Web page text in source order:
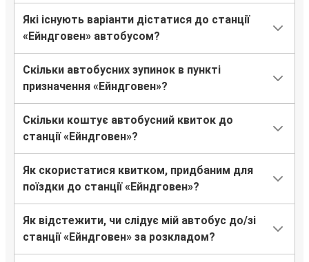
Ессен
Утрехт
Ейндговен
Ейндговен
Дуйсбург
Які існують варіанти дістатися до станції
«Ейндговен» автобусом?
Скільки автобусних зупинок в пункті
призначення «Ейндговен»?
Скільки коштує автобусний квиток до
станції «Ейндговен»?
Як скористатися квитком, придбаним для
поїздки до станції «Ейндговен»?
Як відстежити, чи слідує мій автобус до/зі
станції «Ейндговен» за розкладом?